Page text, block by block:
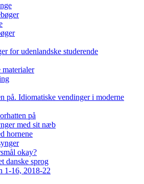
for udenlandske studerende
materialer
på. Idiomatiske vendinger i moderne
på
med sit næb
hornene
okay?
danske sprog
1-16, 2018-22